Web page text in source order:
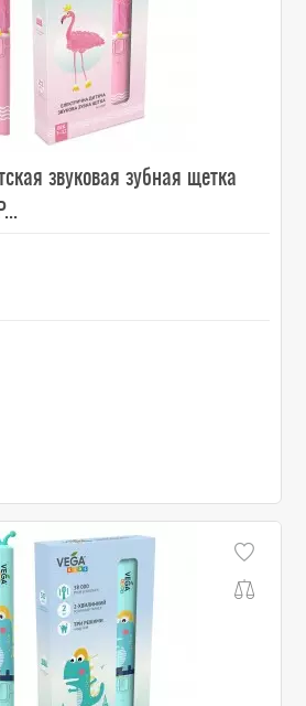
звуковая зубная щетка